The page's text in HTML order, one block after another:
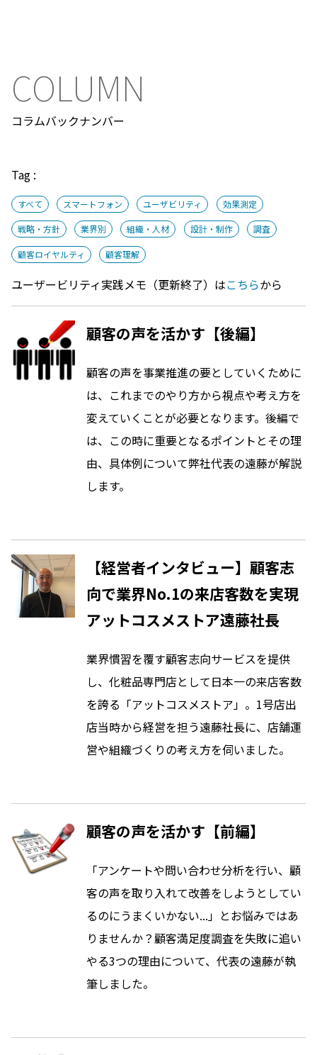
COLUMN
コラムバックナンバー
フィルター
Tag :
すべて スマートフォン ユーザビリティ 効果測定
戦略・方針 業界別 組織・人材 設計・制作 調査
顧客ロイヤルティ 顧客理解
ユーザービリティ実践メモ（更新終了）はこちらから
顧客の声を活かす【後編】
顧客の声を事業推進の要としていくために
は、これまでのやり方から視点や考え方を
変えていくことが必要となります。後編で
は、この時に重要となるポイントとその理
由、具体例について弊社代表の遠藤が解説
します。
【経営者インタビュー】顧客志
向で業界No.1の来店客数を実現
アットコスメストア遠藤社長
業界慣習を覆す顧客志向サービスを提供
し、化粧品専門店として日本一の来店客数
を誇る「アットコスメストア」。1号店出
店当時から経営を担う遠藤社長に、店舗運
営や組織づくりの考え方を伺いました。
顧客の声を活かす【前編】
「アンケートや問い合わせ分析を行い、顧
客の声を取り入れて改善をしようとしてい
るのにうまくいかない...」とお悩みではあ
りませんか？顧客満足度調査を失敗に追い
やる3つの理由について、代表の遠藤が執
筆しました。